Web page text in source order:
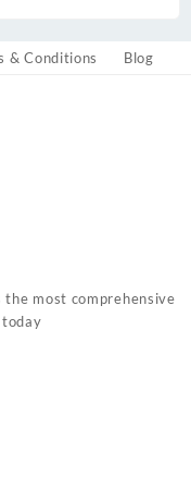
& Conditions Blog
the most comprehensive